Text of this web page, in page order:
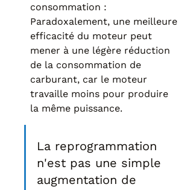
consommation :
Paradoxalement, une meilleure
efficacité du moteur peut
mener à une légère réduction
de la consommation de
carburant, car le moteur
travaille moins pour produire
la même puissance.
La reprogrammation
n'est pas une simple
augmentation de